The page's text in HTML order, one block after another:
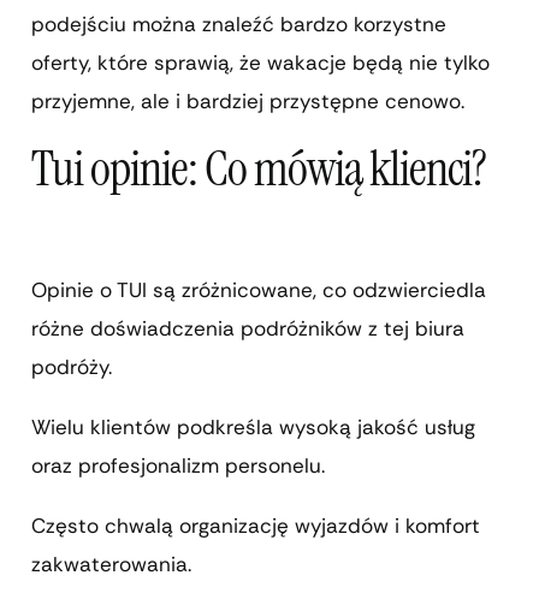
podejściu można znaleźć bardzo korzystne
oferty, które sprawią, że wakacje będą nie tylko
przyjemne, ale i bardziej przystępne cenowo.
Tui opinie: Co mówią klienci?
Opinie o TUI są zróżnicowane, co odzwierciedla
różne doświadczenia podróżników z tej biura
podróży.
Wielu klientów podkreśla wysoką jakość usług
oraz profesjonalizm personelu.
Często chwalą organizację wyjazdów i komfort
zakwaterowania.